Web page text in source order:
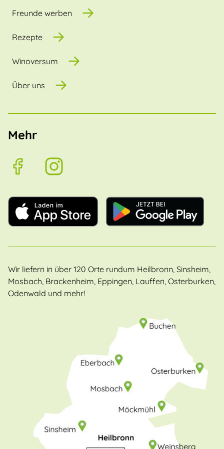
Freunde werben
Rezepte
Winoversum
Über uns
Mehr
Wir liefern in über 120 Orte rundum Heilbronn, Sinsheim,
Mosbach, Brackenheim, Eppingen, Lauffen, Osterburken,
Odenwald und mehr!